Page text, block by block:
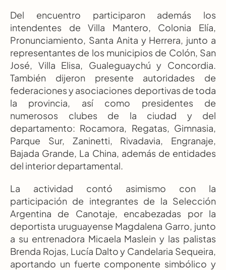
Del encuentro participaron además los
intendentes de Villa Mantero, Colonia Elía,
Pronunciamiento, Santa Anita y Herrera, junto a
representantes de los municipios de Colón, San
José, Villa Elisa, Gualeguaychú y Concordia.
También dijeron presente autoridades de
federaciones y asociaciones deportivas de toda
la provincia, así como presidentes de
numerosos clubes de la ciudad y del
departamento: Rocamora, Regatas, Gimnasia,
Parque Sur, Zaninetti, Rivadavia, Engranaje,
Bajada Grande, La China, además de entidades
del interior departamental.
La actividad contó asimismo con la
participación de integrantes de la Selección
Argentina de Canotaje, encabezadas por la
deportista uruguayense Magdalena Garro, junto
a su entrenadora Micaela Maslein y las palistas
Brenda Rojas, Lucía Dalto y Candelaria Sequeira,
aportando un fuerte componente simbólico y